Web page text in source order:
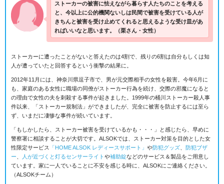
ストーカーの被害に怯えながら暮らす人たちのことを考える
と、今以上に公的機関ないしは民間で被害を受けている人が
きちんと被害を受け止めてくれると思えるような受け皿があ
ればいいなと思います。
（栗さん・女性）
ストーカーに遭ったことがないと答えたのは4割で、残りの6割は自分もしくは知
人が遭っていたと回答するという衝撃の結果に。
2012年11月には、神奈川県逗子市で、男が元交際相手の女性を殺害。今年6月に
も、家庭のある女性に職場の同僚がストーカー行為を続け、交際の邪魔になると
の理由で女性の夫を刺殺する事件が起きました。1999年の桶川ストーカー殺人事
件以来、「ストーカー規制法」ができましたが、完全に被害を防止するには至ら
ず、いまだに凄惨な事件が続いています。
「もしかしたら、ストーカー被害を受けているかも・・・」と感じたら、早めに
警察署に相談することが大切です。ALSOKでは、ストーカー対策を目的とした女
性限定サービス
「HOME ALSOK レディースサポート」 や防犯グッズ
防犯ブザ
ー
人が近づくと灯るセンサーライトや補助錠などのサービス＆製品をご用意し
ています。家に一人でいることに不安を感じる時に、ALSOKにご連絡ください。
（ALSOKチーム）